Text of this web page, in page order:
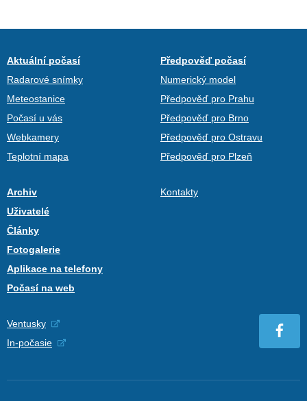
Aktuální počasí
Radarové snímky
Meteostanice
Počasí u vás
Webkamery
Teplotní mapa
Předpověď počasí
Numerický model
Předpověď pro Prahu
Předpověď pro Brno
Předpověď pro Ostravu
Předpověď pro Plzeň
Archiv
Uživatelé
Články
Fotogalerie
Aplikace na telefony
Počasí na web
Kontakty
Ventusky
In-počasie